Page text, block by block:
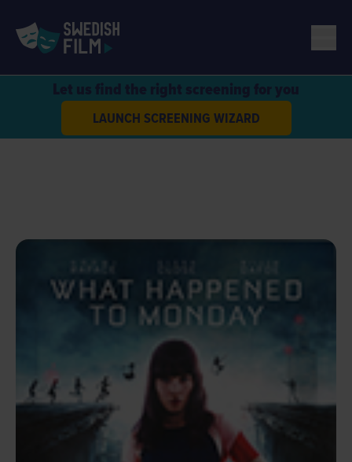
Let us find the right screening for you
LAUNCH SCREENING WIZARD